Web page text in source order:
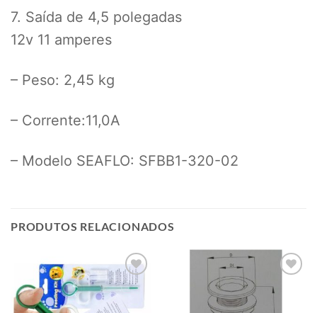
7. Saída de 4,5 polegadas
12v 11 amperes
– Peso: 2,45 kg
– Corrente:11,0A
– Modelo SEAFLO: SFBB1-320-02
PRODUTOS RELACIONADOS
Add to
wishlist
wishlist